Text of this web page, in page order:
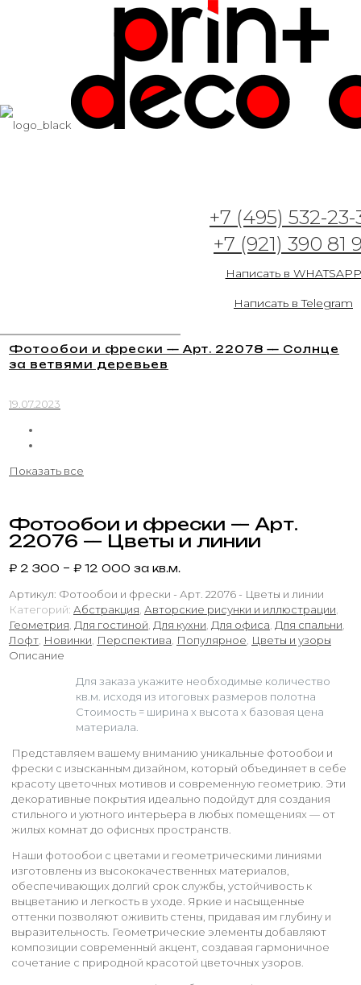
+7 (495) 532-23-
+7 (921) 390 81
Написать в WHATSAPP
Написать в Telegram
Фотообои и фрески — Арт. 22077 — Силуэты
Фотообои и фрески — Арт. 22078 — Солнце
за ветвями деревьев
19.07.2023
Показать все
Фотообои и фрески — Арт.
22076 — Цветы и линии
₽ 2 300 – ₽ 12 000 за кв.м.
Артикул: Фотообои и фрески - Арт. 22076 - Цветы и линии
Категорий: Абстракция, Авторские рисунки и иллюстрации,
Геометрия, Для гостиной, Для кухни, Для офиса, Для спальни,
Лофт, Новинки, Перспектива, Популярное, Цветы и узоры
Описание
Для заказа укажите необходимые количество
кв.м. исходя из итоговых размеров полотна
Стоимость = ширина х высота х базовая цена
материала.
Представляем вашему вниманию уникальные фотообои и
фрески с изысканным дизайном, который объединяет в себе
красоту цветочных мотивов и современную геометрию. Эти
декоративные покрытия идеально подойдут для создания
стильного и уютного интерьера в любых помещениях — от
жилых комнат до офисных пространств.
Наши фотообои с цветами и геометрическими линиями
изготовлены из высококачественных материалов,
обеспечивающих долгий срок службы, устойчивость к
выцветанию и легкость в уходе. Яркие и насыщенные
оттенки позволяют оживить стены, придавая им глубину и
выразительность. Геометрические элементы добавляют
композиции современный акцент, создавая гармоничное
сочетание с природной красотой цветочных узоров.